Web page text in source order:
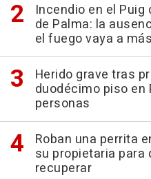
Incendio en el Puig
de Palma: la
el fuego vaya a más
Herido grave tras
duodécimo piso en
personas
Roban una perrita
su propietaria para
recuperar